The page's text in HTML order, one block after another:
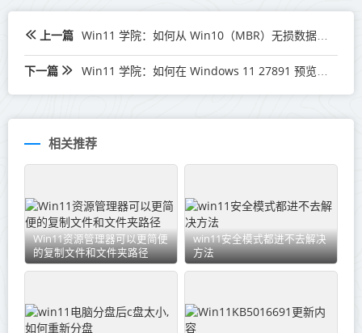
上一篇 Win11 学院：如何从 Win10（MBR）无损数据升级到 Win11（GPT）
下一篇 Win11 学院：如何在 Windows 11 27891 预览版锁屏中启用新电池图标
相关推荐
Win11资源管理器可以更简便
的复制文件和文件夹路径
win11安全模式都进不去解决
方法